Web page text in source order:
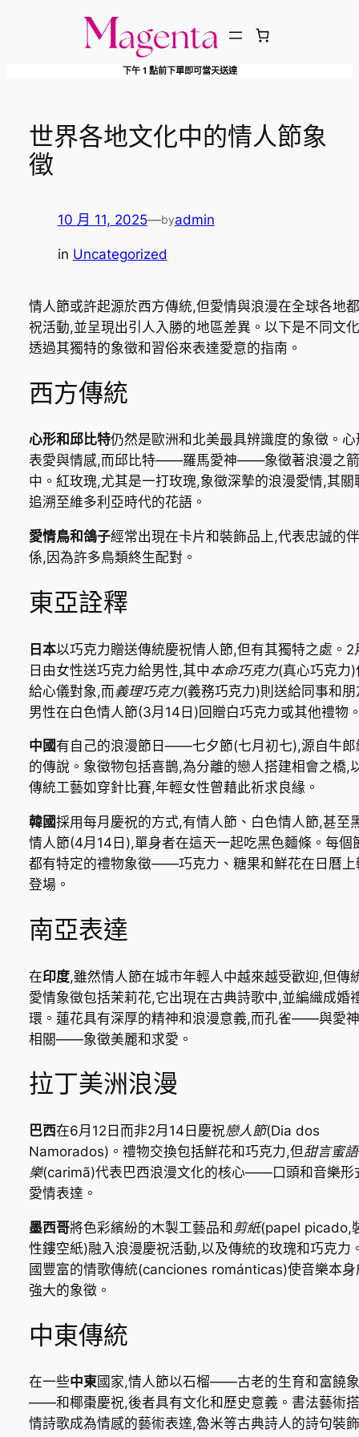
下午 1 點前下單即可當天送達
世界各地文化中的情人節象
徵
10 月 11, 2025—byadmin
in Uncategorized
情人節或許起源於西方傳統,但愛情與浪漫在全球各地
祝活動,並呈現出引人入勝的地區差異。以下是不同文
透過其獨特的象徵和習俗來表達愛意的指南。
西方傳統
心形和邱比特仍然是歐洲和北美最具辨識度的象徵。心
表愛與情感,而邱比特——羅馬愛神——象徵著浪漫之
中。紅玫瑰,尤其是一打玫瑰,象徵深摯的浪漫愛情,其關
追溯至維多利亞時代的花語。
愛情鳥和鴿子經常出現在卡片和裝飾品上,代表忠誠的
係,因為許多鳥類終生配對。
東亞詮釋
日本以巧克力贈送傳統慶祝情人節,但有其獨特之處。2
日由女性送巧克力給男性,其中本命巧克力(真心巧克力)
給心儀對象,而義理巧克力(義務巧克力)則送給同事和朋
男性在白色情人節(3月14日)回贈白巧克力或其他禮物
中國有自己的浪漫節日——七夕節(七月初七),源自牛郎
的傳說。象徵物包括喜鵲,為分離的戀人搭建相會之橋,
傳統工藝如穿針比賽,年輕女性曾藉此祈求良緣。
韓國採用每月慶祝的方式,有情人節、白色情人節,甚至
情人節(4月14日),單身者在這天一起吃黑色麵條。每個
都有特定的禮物象徵——巧克力、糖果和鮮花在日曆上
登場。
南亞表達
在印度,雖然情人節在城市年輕人中越來越受歡迎,但傳
愛情象徵包括茉莉花,它出現在古典詩歌中,並編織成婚
環。蓮花具有深厚的精神和浪漫意義,而孔雀——與愛
相關——象徵美麗和求愛。
拉丁美洲浪漫
巴西在6月12日而非2月14日慶祝戀人節(Dia dos
Namorados)。禮物交換包括鮮花和巧克力,但甜言蜜
樂(carimã)代表巴西浪漫文化的核心——口頭和音樂形
愛情表達。
墨西哥將色彩繽紛的木製工藝品和剪紙(papel picado,
性鏤空紙)融入浪漫慶祝活動,以及傳統的玫瑰和巧克力
國豐富的情歌傳統(canciones románticas)使音樂本身
強大的象徵。
中東傳統
在一些中東國家,情人節以石榴——古老的生育和富饒
——和椰棗慶祝,後者具有文化和歷史意義。書法藝術
情詩歌成為情感的藝術表達,魯米等古典詩人的詩句裝